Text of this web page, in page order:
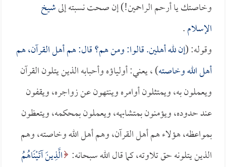
وخاصتك يا أرحم الراحمين!) إن صحت نسبته إلىشيخ
الإسلام.
وقوله: (إن لله أهلين. قالوا: ومن هم؟ قال: هم أهل القرآن، هم
أهل الله وخاصته) ، يعني: أولياؤه وأحبابه الذين يتلون القرآن
ويعملون به، ويمتثلون أوامره وينتهون عن زواجره، ويقفون
عند حدوده، ويؤمنون بمتشابهه، ويعملون بمحكمه، ويتعظون
بمواعظه، هؤلاء هم أهل القرآن، وهم أهل الله وخاصته، وهم
الذين يتلونه حق تلاوته، كما قال الله سبحانه: الَّذِينَ آتَيْنَاهُمُ